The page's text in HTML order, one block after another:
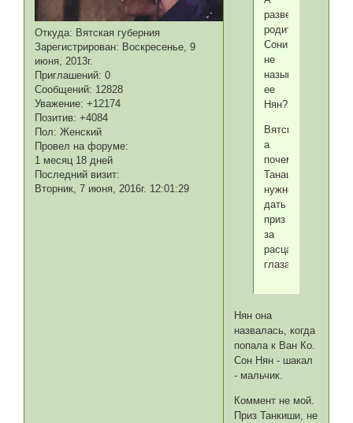
Откуда: Вятская губерния
Зарегистрирован: Воскресенье, 9
июня, 2013г.
Приглашений: 0
Сообщений: 12828
Уважение: +12174
Позитив: +4084
Пол: Женский
Провел на форуме:
1 месяц 18 дней
Последний визит:
Вторник, 7 июня, 2016г. 12:01:29
разве
родители
Сони
не
называли
ее
Нян?
Вятская,
а
почему
Танашири
нужно
дать
приз
за
расцарапанные
глаза?
Нян она
назвалась, когда
попала к Ван Ко.
Сон Нян - шакал
- мальчик.
Коммент не мой.
Приз Танкиши, не